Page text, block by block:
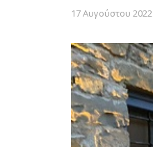
17 Αυγούστου 2022